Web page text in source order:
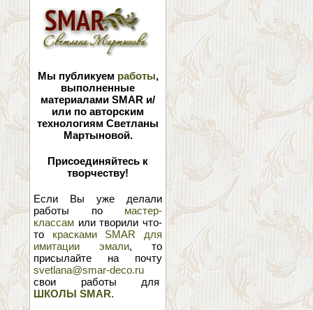
Мы публикуем работы,
выполненные
материалами SMAR и/
или по авторским
технологиям Светланы
Мартыновой.
Присоединяйтесь к
творчеству!
Если Вы уже делали
работы по мастер-
классам или творили что-
то красками SMAR для
имитации эмали, то
присылайте на почту
svetlana@smar-deco.ru
свои работы для
ШКОЛЫ SMAR.